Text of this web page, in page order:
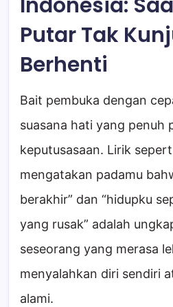
Putar Tak
Berhenti
Bait pembuka dengan
suasana hati yang penuh
keputusasaan. Lirik
mengatakan padamu
berakhir” dan “hidupku
yang rusak” adalah
seseorang yang merasa
menyalahkan diri sendiri
alami.